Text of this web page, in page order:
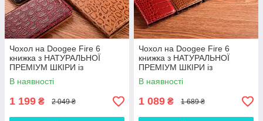
Чохол на Doogee Fire 6
книжка з НАТУРАЛЬНОЇ
ПРЕМІУМ ШКІРИ із
підставкою протиударний
магнітний "JACOSA"
В наявності
1 199 ₴ 2 049 ₴
Чохол на Doogee Fire 6
книжка з НАТУРАЛЬНОЇ
ПРЕМІУМ ШКІРИ із
підставкою протиударний
магнітний "CROCODILE"
В наявності
1 089 ₴ 1 689 ₴